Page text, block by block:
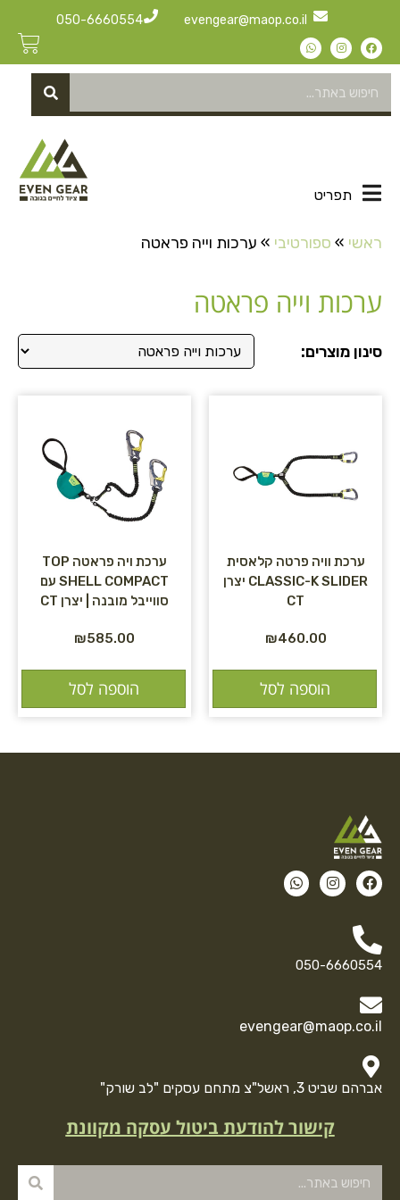
evengear@maop.co.il
050-6660554
תפריט
ראשי » ספורטיבי » ערכות וייה פראטה
ערכות וייה פראטה
סינון מוצרים:
ערכת וויה פרטה קלאסית
CLASSIC-K SLIDER יצרן
CT
₪460.00
הוספה לסל
ערכת ויה פראטה TOP
SHELL COMPACT עם
סווייבל מובנה | יצרן CT
₪585.00
הוספה לסל
050-6660554
evengear@maop.co.il
אברהם שביט 3, ראשל"צ מתחם עסקים "לב שורק"
קישור להודעת ביטול עסקה מקוונת